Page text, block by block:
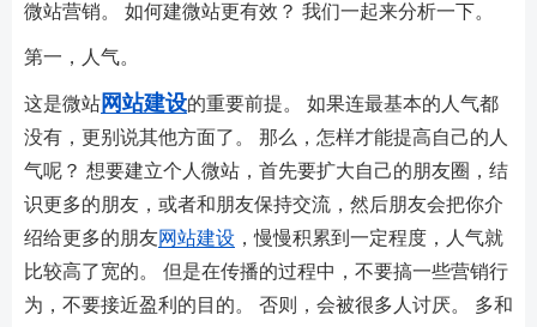
微站营销。 如何建微站更有效？ 我们一起来分析一下。
第一，人气。
这是微站网站建设的重要前提。 如果连最基本的人气都
没有，更别说其他方面了。 那么，怎样才能提高自己的人
气呢？ 想要建立个人微站，首先要扩大自己的朋友圈，结
识更多的朋友，或者和朋友保持交流，然后朋友会把你介
绍给更多的朋友网站建设 ，慢慢积累到一定程度，人气就
比较高了宽的。 但是在传播的过程中，不要搞一些营销行
为，不要接近盈利的目的。 否则，会被很多人讨厌。 多和